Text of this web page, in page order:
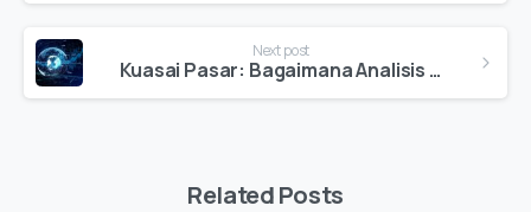
Next post
Kuasai Pasar: Bagaimana Analisis Teknikal Dapat Meningkatkan Kesuksesan Trading Anda
Related Posts